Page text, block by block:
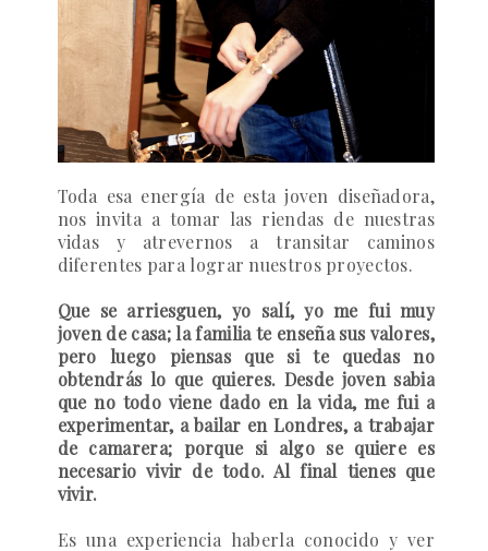
Toda esa energía de esta joven diseñadora,
nos invita a tomar las riendas de nuestras
vidas y atrevernos a transitar caminos
diferentes para lograr nuestros proyectos.
Que se arriesguen, yo salí, yo me fui muy
joven de casa; la familia te enseña sus valores,
pero luego piensas que si te quedas no
obtendrás lo que quieres. Desde joven sabia
que no todo viene dado en la vida, me fui a
experimentar, a bailar en Londres, a trabajar
de camarera; porque si algo se quiere es
necesario vivir de todo. Al final tienes que
vivir.
Es una experiencia haberla conocido y ver